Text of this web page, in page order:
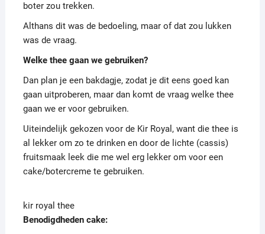
boter zou trekken.
Althans dit was de bedoeling, maar of dat zou lukken
was de vraag.
Welke thee gaan we gebruiken?
Dan plan je een bakdagje, zodat je dit eens goed kan
gaan uitproberen, maar dan komt de vraag welke thee
gaan we er voor gebruiken.
Uiteindelijk gekozen voor de Kir Royal, want die thee is
al lekker om zo te drinken en door de lichte (cassis)
fruitsmaak leek die me wel erg lekker om voor een
cake/botercreme te gebruiken.
kir royal thee
Benodigdheden cake: